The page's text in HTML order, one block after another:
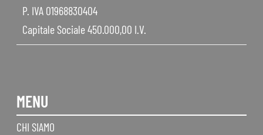
P. IVA 01968830404
Capitale Sociale 450.000,00 I.V.
MENU
CHI SIAMO